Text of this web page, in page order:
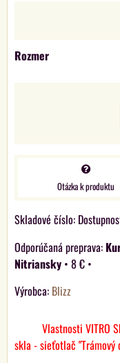
Rozmer
Otázka k produktu
Skladové číslo:
Nitriansky • 8 € •
Výrobca: Blizz
Vlastnosti VITRO
skla - sieťotlač "Trámový